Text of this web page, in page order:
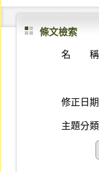
條文檢索
名 稱
修正日期
主題分類